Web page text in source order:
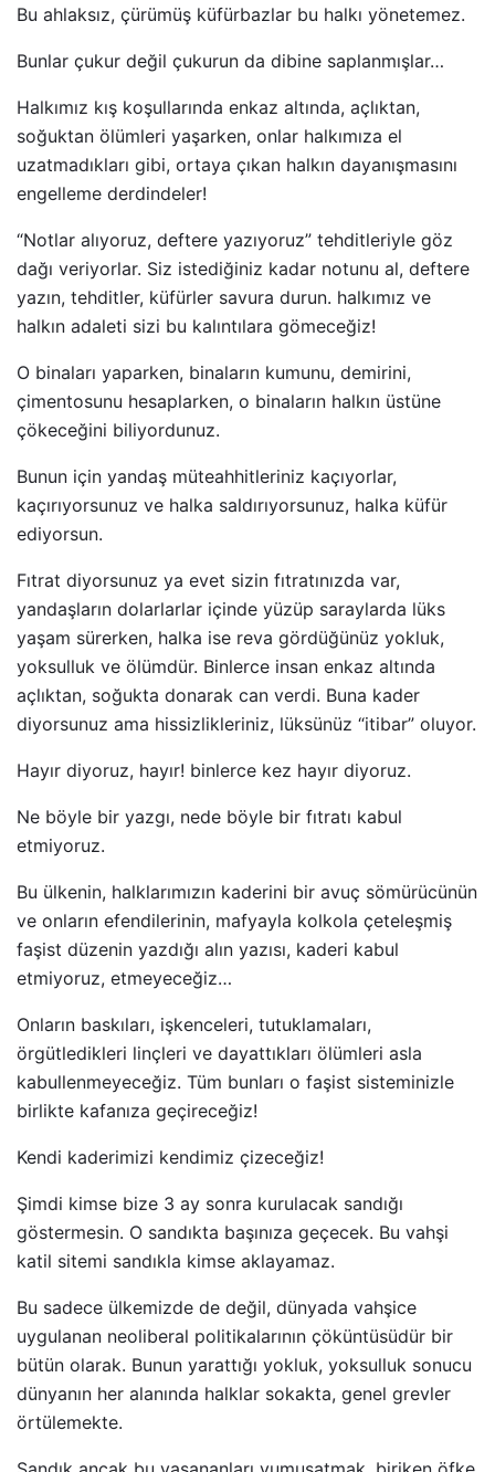
Bu ahlaksız, çürümüş küfürbazlar bu halkı yönetemez.
Bunlar çukur değil çukurun da dibine saplanmışlar…
Halkımız kış koşullarında enkaz altında, açlıktan,
soğuktan ölümleri yaşarken, onlar halkımıza el
uzatmadıkları gibi, ortaya çıkan halkın dayanışmasını
engelleme derdindeler!
“Notlar alıyoruz, deftere yazıyoruz” tehditleriyle göz
dağı veriyorlar. Siz istediğiniz kadar notunu al, deftere
yazın, tehditler, küfürler savura durun. halkımız ve
halkın adaleti sizi bu kalıntılara gömeceğiz!
O binaları yaparken, binaların kumunu, demirini,
çimentosunu hesaplarken, o binaların halkın üstüne
çökeceğini biliyordunuz.
Bunun için yandaş müteahhitleriniz kaçıyorlar,
kaçırıyorsunuz ve halka saldırıyorsunuz, halka küfür
ediyorsun.
Fıtrat diyorsunuz ya evet sizin fıtratınızda var,
yandaşların dolarlarlar içinde yüzüp saraylarda lüks
yaşam sürerken, halka ise reva gördüğünüz yokluk,
yoksulluk ve ölümdür. Binlerce insan enkaz altında
açlıktan, soğukta donarak can verdi. Buna kader
diyorsunuz ama hissizlikleriniz, lüksünüz “itibar” oluyor.
Hayır diyoruz, hayır! binlerce kez hayır diyoruz.
Ne böyle bir yazgı, nede böyle bir fıtratı kabul
etmiyoruz.
Bu ülkenin, halklarımızın kaderini bir avuç sömürücünün
ve onların efendilerinin, mafyayla kolkola çeteleşmiş
faşist düzenin yazdığı alın yazısı, kaderi kabul
etmiyoruz, etmeyeceğiz…
Onların baskıları, işkenceleri, tutuklamaları,
örgütledikleri linçleri ve dayattıkları ölümleri asla
kabullenmeyeceğiz. Tüm bunları o faşist sisteminizle
birlikte kafanıza geçireceğiz!
Kendi kaderimizi kendimiz çizeceğiz!
Şimdi kimse bize 3 ay sonra kurulacak sandığı
göstermesin. O sandıkta başınıza geçecek. Bu vahşi
katil sitemi sandıkla kimse aklayamaz.
Bu sadece ülkemizde de değil, dünyada vahşice
uygulanan neoliberal politikalarının çöküntüsüdür bir
bütün olarak. Bunun yarattığı yokluk, yoksulluk sonucu
dünyanın her alanında halklar sokakta, genel grevler
örtülemekte.